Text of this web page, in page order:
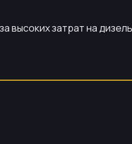
высоких затрат на